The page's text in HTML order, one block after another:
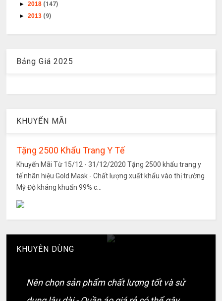
►2018 (147)
►2013 (9)
Bảng Giá 2025
KHUYẾN MÃI
Tặng 2500 Khẩu Trang Y Tế
Khuyến Mãi Từ 15/12 - 31/12/2020 Tặng 2500 khẩu trang y
tế nhãn hiệu Gold Mask - Chất lượng xuất khẩu vào thị trường
Mỹ Độ kháng khuẩn 99% c...
KHUYÊN DÙNG
Nên chọn sản phẩm chất lượng tốt và sử